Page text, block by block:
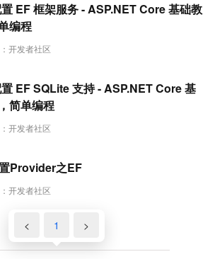
开发者社区
EF 框架服务 - ASP.NET Core 基础教
编程
开发者社区
EF SQLite 支持 - ASP.NET Core 基
简单编程
开发者社区
Provider之EF
< 1 >